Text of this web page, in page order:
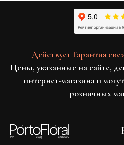
Действует Гарантия
Цены, указанные на сайте,
интернет-магазина и
розничных